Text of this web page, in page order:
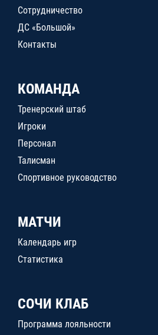
Сотрудничество
ДС «Большой»
Контакты
КОМАНДА
Тренерский штаб
Игроки
Персонал
Талисман
Спортивное руководство
МАТЧИ
Календарь игр
Статистика
СОЧИ КЛАБ
Программа лояльности